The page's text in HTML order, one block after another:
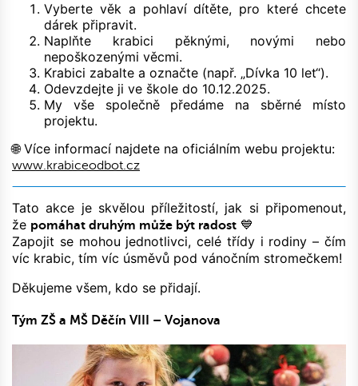
Vyberte věk a pohlaví dítěte, pro které chcete
dárek připravit.
Naplňte krabici pěknými, novými nebo
nepoškozenými věcmi.
Krabici zabalte a označte (např. „Dívka 10 let“).
Odevzdejte ji ve škole do 10.12.2025.
My vše společně předáme na sběrné místo
projektu.
🌐 Více informací najdete na oficiálním webu projektu:
www.krabiceodbot.cz
Tato akce je skvělou příležitostí, jak si připomenout,
že pomáhat druhým může být radost 💙
Zapojit se mohou jednotlivci, celé třídy i rodiny – čím
víc krabic, tím víc úsměvů pod vánočním stromečkem!
Děkujeme všem, kdo se přidají.
Tým ZŠ a MŠ Děčín VIII – Vojanova